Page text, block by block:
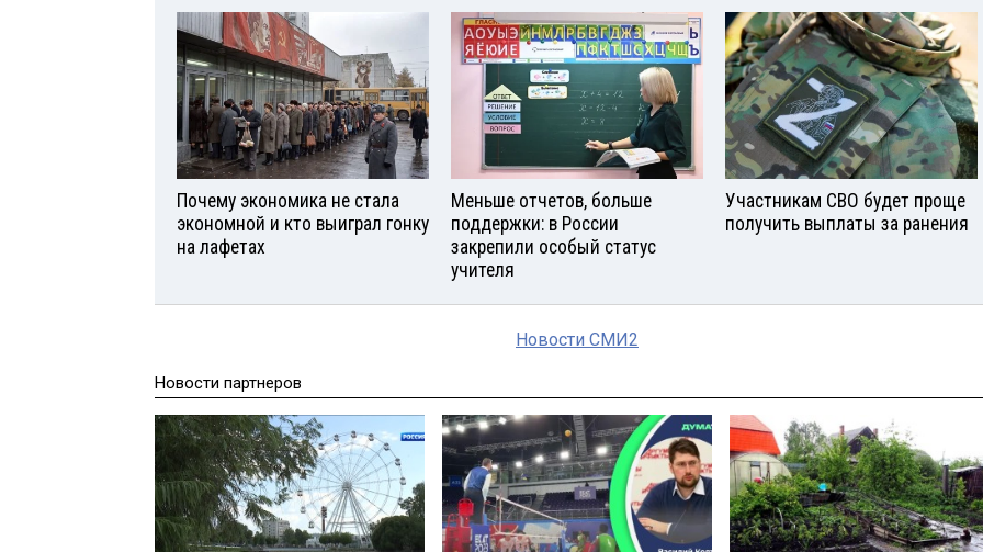
Почему экономика не стала
экономной и кто выиграл гонку
на лафетах
Меньше отчетов, больше
поддержки: в России
закрепили особый статус
учителя
Участникам СВО будет проще
получить выплаты за ранения
Новости СМИ2
Новости партнеров